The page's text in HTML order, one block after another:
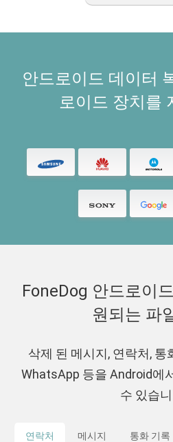
안드로이드 데이터
로이드 장치를
FoneDog 안드로이
원되는 파
삭제 된 메시지, 연락처, 통
WhatsApp 등을 Android에
수 있습
연락처 메시지 통화 기록